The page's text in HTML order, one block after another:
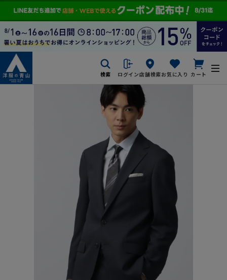
検索 ログイン店舗検索お気に入り カート